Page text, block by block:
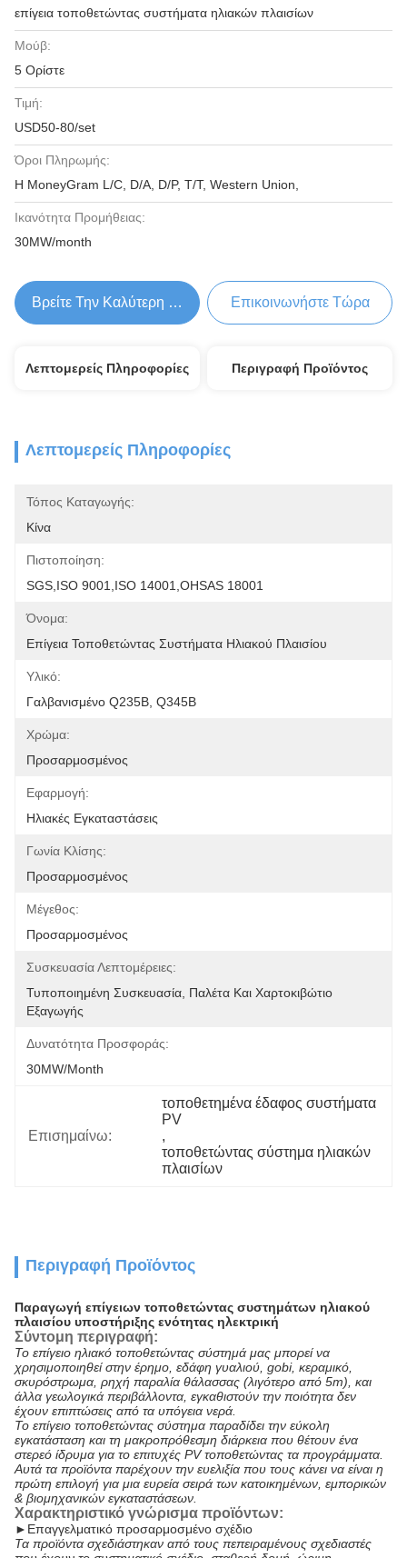
επίγεια τοποθετώντας συστήματα ηλιακών πλαισίων
Μούβ:
5 Ορίστε
Τιμή:
USD50-80/set
Όροι Πληρωμής:
Η MoneyGram L/C, D/A, D/P, T/T, Western Union,
Ικανότητα Προμήθειας:
30MW/month
Βρείτε Την Καλύτερη Τιμή Επικοινωνήστε Τώρα
Λεπτομερείς Πληροφορίες Περιγραφή Προϊόντος
Λεπτομερείς Πληροφορίες
Τόπος Καταγωγής:
Κίνα
Πιστοποίηση:
SGS,ISO 9001,ISO 14001,OHSAS 18001
Όνομα:
Επίγεια Τοποθετώντας Συστήματα Ηλιακού Πλαισίου
Υλικό:
Γαλβανισμένο Q235B, Q345B
Χρώμα:
Προσαρμοσμένος
Εφαρμογή:
Ηλιακές Εγκαταστάσεις
Γωνία Κλίσης:
Προσαρμοσμένος
Μέγεθος:
Προσαρμοσμένος
Συσκευασία Λεπτομέρειες:
Τυποποιημένη Συσκευασία, Παλέτα Και Χαρτοκιβώτιο
Εξαγωγής
Δυνατότητα Προσφοράς:
30MW/month
Επισημαίνω:
τοποθετημένα έδαφος συστήματα
PV
,
τοποθετώντας σύστημα ηλιακών
πλαισίων
Περιγραφή Προϊόντος
Παραγωγή επίγειων τοποθετώντας συστημάτων ηλιακού
πλαισίου υποστήριξης ενότητας ηλεκτρική
Σύντομη περιγραφή:
Το επίγειο ηλιακό τοποθετώντας σύστημά μας μπορεί να
χρησιμοποιηθεί στην έρημο, εδάφη γυαλιού, gobi, κεραμικό,
σκυρόστρωμα, ρηχή παραλία θάλασσας (λιγότερο από 5m), και
άλλα γεωλογικά περιβάλλοντα, εγκαθιστούν την ποιότητα δεν
έχουν επιπτώσεις από τα υπόγεια νερά.
Το επίγειο τοποθετώντας σύστημα παραδίδει την εύκολη
εγκατάσταση και τη μακροπρόθεσμη διάρκεια που θέτουν ένα
στερεό ίδρυμα για το επιτυχές PV τοποθετώντας τα προγράμματα.
Αυτά τα προϊόντα παρέχουν την ευελιξία που τους κάνει να είναι η
πρώτη επιλογή για μια ευρεία σειρά των κατοικημένων, εμπορικών
& βιομηχανικών εγκαταστάσεων.
Χαρακτηριστικό γνώρισμα προϊόντων:
► Επαγγελματικό προσαρμοσμένο σχέδιο
Τα προϊόντα σχεδιάστηκαν από τους πεπειραμένους σχεδιαστές